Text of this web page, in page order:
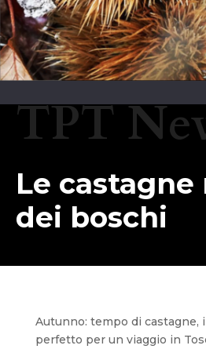
TPT
Le
dei boschi
Autunno: tempo di castagne,
perfetto per un viaggio in